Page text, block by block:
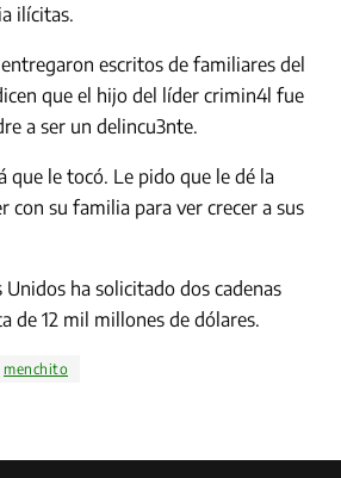
ilícitas.
escritos de familiares del
que el hijo del líder crimin4l fue
a ser un delincu3nte.
que le tocó. Le pido que le dé la
con su familia para ver crecer a sus
Unidos ha solicitado dos cadenas
de 12 mil millones de dólares.
menchito